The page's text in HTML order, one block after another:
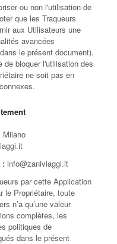
ou non l'utilisation de
que les Traqueurs
aux Utilisateurs une
avancées
le présent document).
de bloquer l'utilisation des
ne soit pas en
Milano
: info@zaniviaggi.it
par cette Application
le Propriétaire, toute
n’a qu’une valeur
complètes, les
politiques de
dans le présent